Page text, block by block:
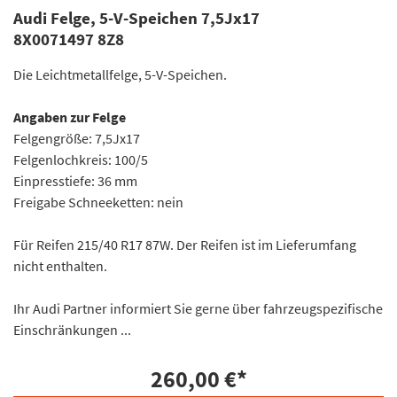
Audi Felge, 5-V-Speichen 7,5Jx17
8X0071497 8Z8
Die Leichtmetallfelge, 5-V-Speichen.
Angaben zur Felge
Felgengröße: 7,5Jx17
Felgenlochkreis: 100/5
Einpresstiefe: 36 mm
Freigabe Schneeketten: nein
Für Reifen 215/40 R17 87W. Der Reifen ist im Lieferumfang
nicht enthalten.
Ihr Audi Partner informiert Sie gerne über fahrzeugspezifische
Einschränkungen ...
260,00 €*